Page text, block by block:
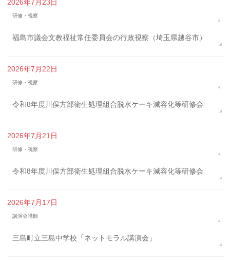
2026年7月23日
研修・視察
福島市議会文教福祉常任委員会の行政視察（埼玉県越谷市）
2026年7月22日
研修・視察
令和8年度川俣方部衛生処理組合脱水ケーキ減容化等研修会
2026年7月21日
研修・視察
令和8年度川俣方部衛生処理組合脱水ケーキ減容化等研修会
2026年7月17日
講演会講師
三島町立三島中学校「ネットモラル講演会」